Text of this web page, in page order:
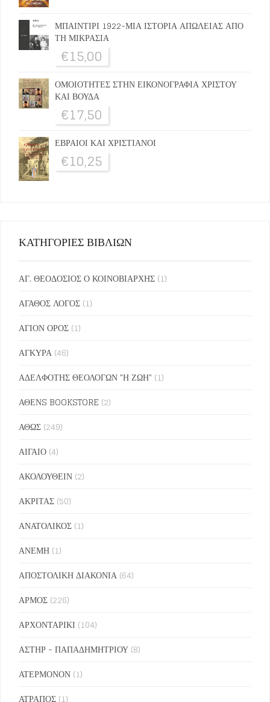
ΜΠΑΙΝΤΙΡΙ 1922-ΜΙΑ ΙΣΤΟΡΙΑ ΑΠΩΛΕΙΑΣ ΑΠΟ
ΤΗ ΜΙΚΡΑΣΙΑ
€15,00
ΟΜΟΙΟΤΗΤΕΣ ΣΤΗΝ ΕΙΚΟΝΟΓΡΑΦΙΑ ΧΡΙΣΤΟΥ
ΚΑΙ ΒΟΥΔΑ
€17,50
ΕΒΡΑΙΟΙ ΚΑΙ ΧΡΙΣΤΙΑΝΟΙ
€10,25
ΚΑΤΗΓΟΡΙΕΣ ΒΙΒΛΙΩΝ
ΑΓ. ΘΕΟΔΟΣΙΟΣ Ο ΚΟΙΝΟΒΙΑΡΧΗΣ (1)
ΑΓΑΘΟΣ ΛΟΓΟΣ (1)
ΑΓΙΟΝ ΟΡΟΣ (1)
ΑΓΚΥΡΑ (46)
ΑΔΕΛΦΟΤΗΣ ΘΕΟΛΟΓΩΝ "Η ΖΩΗ" (1)
ΑΘΕΝS BOOKSTORE (2)
ΑΘΩΣ (249)
ΑΙΓΑΙΟ (4)
ΑΚΟΛΟΥΘΕΙΝ (2)
ΑΚΡΙΤΑΣ (50)
ΑΝΑΤΟΛΙΚΟΣ (1)
ΑΝΕΜΗ (1)
ΑΠΟΣΤΟΛΙΚΗ ΔΙΑΚΟΝΙΑ (64)
ΑΡΜΟΣ (226)
ΑΡΧΟΝΤΑΡΙΚΙ (104)
ΑΣΤΗΡ - ΠΑΠΑΔΗΜΗΤΡΙΟΥ (8)
ΑΤΕΡΜΟΝΟΝ (1)
ΑΤΡΑΠΟΣ (1)